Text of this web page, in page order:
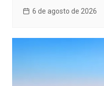
6 de agosto de 2026